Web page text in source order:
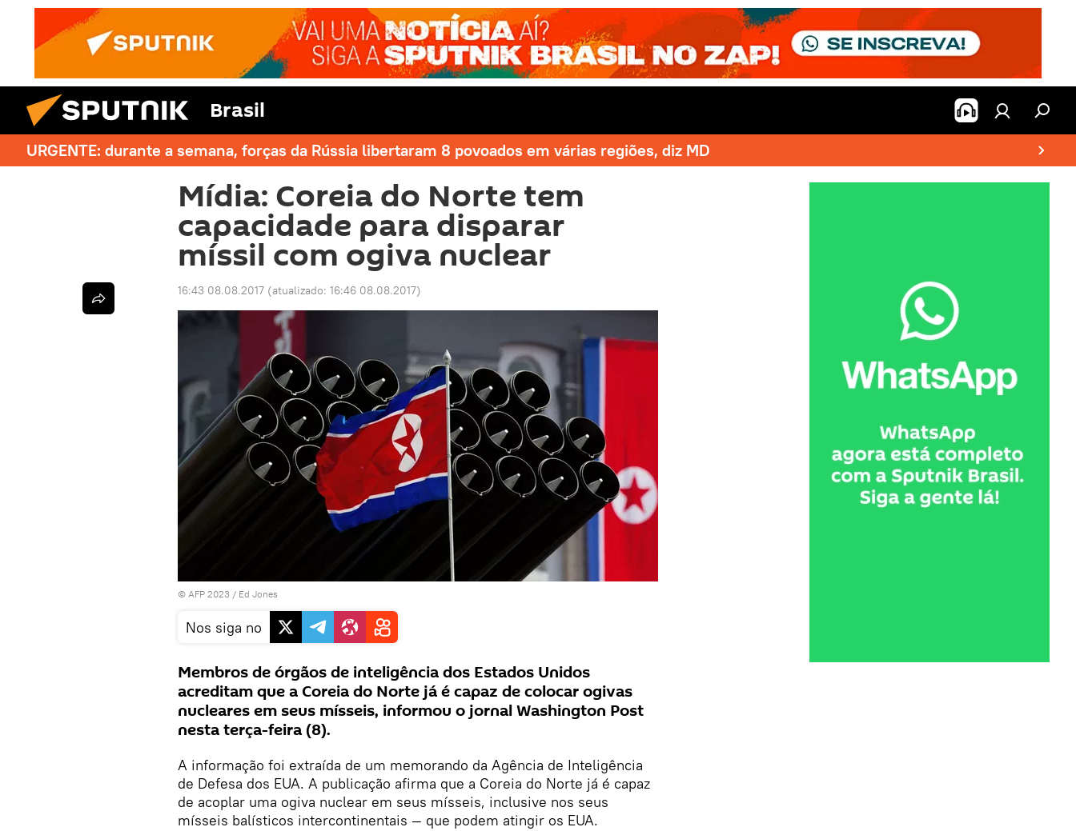
Brasil
URGENTE: durante a semana, forças da Rússia libertaram 8 povoados em várias regiões, diz MD
Mídia: Coreia do Norte tem
capacidade para disparar
míssil com ogiva nuclear
16:43 08.08.2017 (atualizado: 16:46 08.08.2017)
© AFP 2023 / Ed Jones
Nos siga no
Membros de órgãos de inteligência dos Estados Unidos
acreditam que a Coreia do Norte já é capaz de colocar ogivas
nucleares em seus mísseis, informou o jornal Washington Post
nesta terça-feira (8).
A informação foi extraída de um memorando da Agência de Inteligência
de Defesa dos EUA. A publicação afirma que a Coreia do Norte já é capaz
de acoplar uma ogiva nuclear em seus mísseis, inclusive nos seus
mísseis balísticos intercontinentais — que podem atingir os EUA.